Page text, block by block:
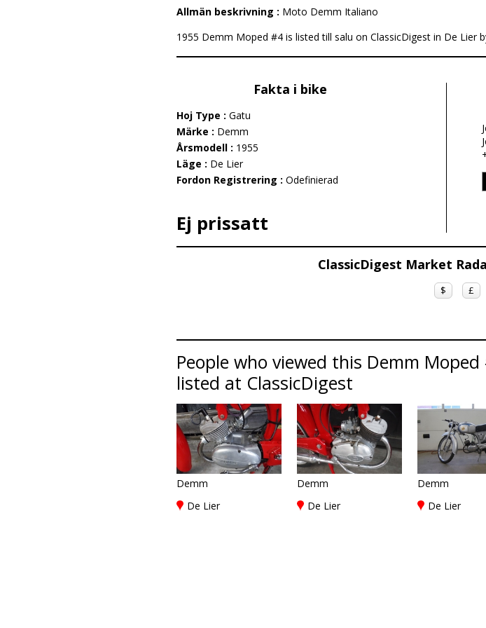
Allmän beskrivning : Moto Demm Italiano
1955 Demm Moped #4 is listed till salu on ClassicDigest in De Lier
Fakta i bike
Hoj Type : Gatu
Märke : Demm
Årsmodell : 1955
Läge : De Lier
Fordon Registrering : Odefinierad
Ej prissatt
ClassicDigest Market
$ £
People who viewed this Demm
listed at ClassicDigest
Demm
De Lier
Demm
De Lier
Demm
De Lier